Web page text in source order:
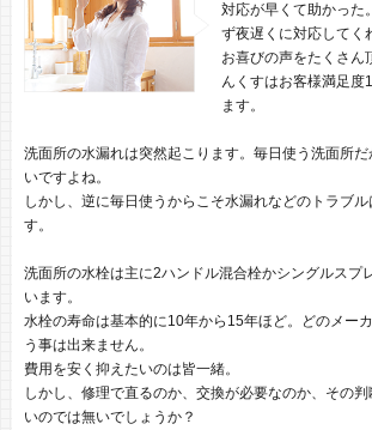
対応が早くて助かった
ず夜遅くに対応してく
お喜びの声をたくさん
んくすはお客様満足度
ます。
洗面所の水漏れは突然起こります。毎日使う洗面所
いですよね。
しかし、逆に毎日使うからこそ水漏れなどのトラブ
す。
洗面所の水栓は主に2ハンドル混合栓かシングルスプ
います。
水栓の寿命は基本的に10年から15年ほど。どのメー
う事は出来ません。
費用を安く抑えたいのは皆一緒。
しかし、修理で直るのか、交換が必要なのか、その
いのでは無いでしょうか？